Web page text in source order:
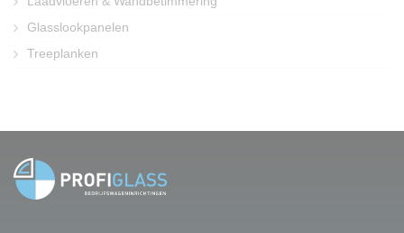
Glasslookpanelen
Treeplanken